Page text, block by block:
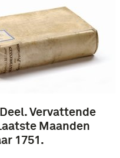
Vervattende
Maanden
1751.